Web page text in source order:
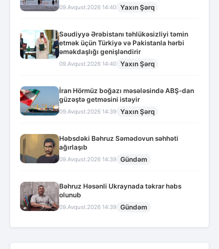
09.Avqust.2026 14:40 Yaxın Şərq
Səudiyyə Ərəbistanı təhlükəsizliyi təmin
etmək üçün Türkiyə və Pakistanla hərbi
əməkdaşlığı genişləndirir
09.Avqust.2026 14:40 Yaxın Şərq
İran Hörmüz boğazı məsələsində ABŞ-dan
güzəştə getməsini istəyir
09.Avqust.2026 14:39 Yaxın Şərq
Həbsdəki Bəhruz Səmədovun səhhəti
ağırlaşıb
09.Avqust.2026 14:39 Gündəm
Bəhruz Həsənli Ukraynada təkrar həbs
olunub
09.Avqust.2026 14:39 Gündəm